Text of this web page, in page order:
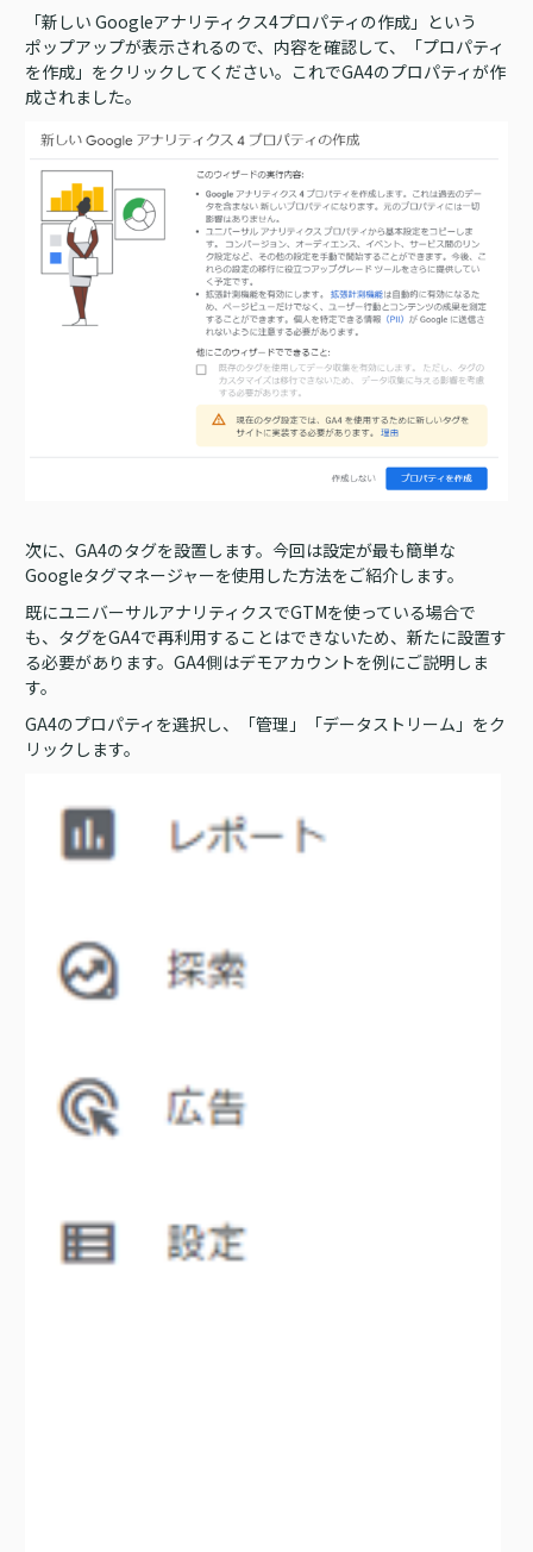
「新しい Googleアナリティクス4プロパティの作成」という
ポップアップが表示されるので、内容を確認して、「プロパティ
を作成」をクリックしてください。これでGA4のプロパティが作
成されました。
次に、GA4のタグを設置します。今回は設定が最も簡単な
Googleタグマネージャーを使用した方法をご紹介します。
既にユニバーサルアナリティクスでGTMを使っている場合で
も、タグをGA4で再利用することはできないため、新たに設置す
る必要があります。GA4側はデモアカウントを例にご説明しま
す。
GA4のプロパティを選択し、「管理」「データストリーム」をク
リックします。